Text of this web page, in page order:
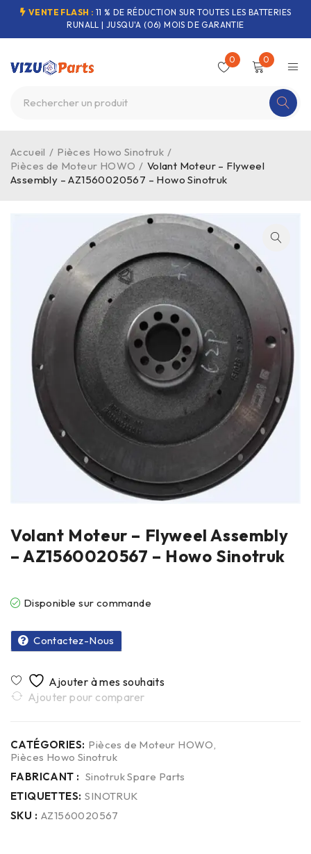
VENTE FLASH : 11 % DE RÉDUCTION SUR TOUTES LES BATTERIES
RUNALL | JUSQU'A (06) MOIS DE GARANTIE
0 0
Accueil / Pièces Howo Sinotruk /
Pièces de Moteur HOWO / Volant Moteur – Flyweel
Assembly – AZ1560020567 – Howo Sinotruk
Volant Moteur – Flyweel Assembly
– AZ1560020567 – Howo Sinotruk
Disponible sur commande
Contactez-Nous
Ajouter pour comparer
CATÉGORIES: Pièces de Moteur HOWO,
Pièces Howo Sinotruk
FABRICANT : Sinotruk Spare Parts
ETIQUETTES: SINOTRUK
SKU : AZ1560020567